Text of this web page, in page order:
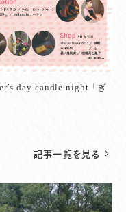
day candle night 「ぎ
記事一覧を見る